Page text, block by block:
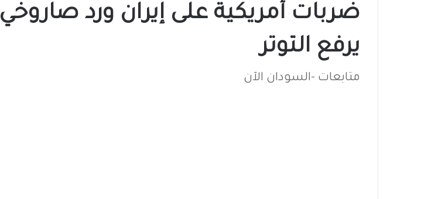
ضربات أمريكية على إيران ورد صاروخي
يرفع التوتر
متابعات -السودان الآن